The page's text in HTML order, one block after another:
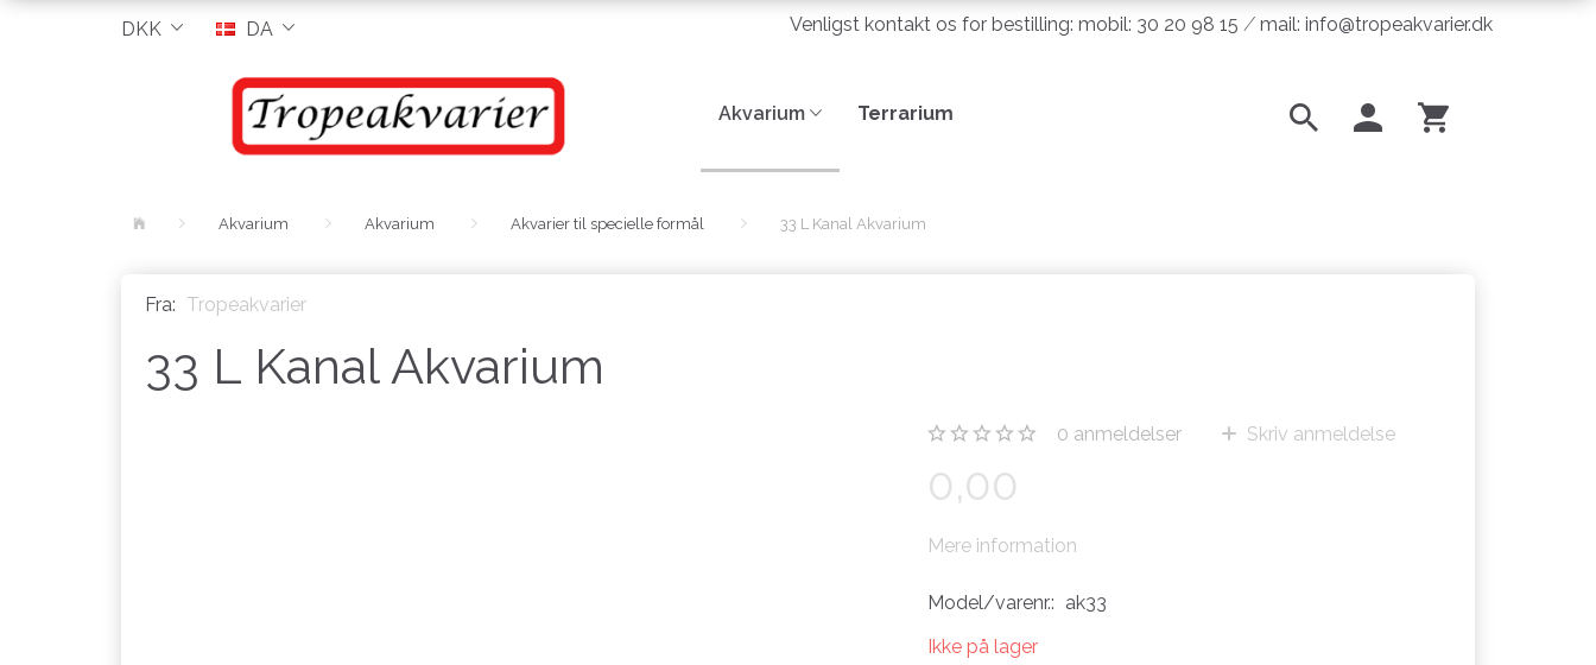
DKK DA Venligst kontakt os for bestilling: mobil: 30 20 98 15 ⁄ mail: info@tropeakvarier.dk
Akvarium Terrarium
Akvarium Akvarium Akvarier til specielle formål 33 L Kanal Akvarium
Fra: Tropeakvarier
33 L Kanal Akvarium
0 anmeldelser Skriv anmeldelse
0,00
Mere information
Model/varenr.: ak33
Ikke på lager